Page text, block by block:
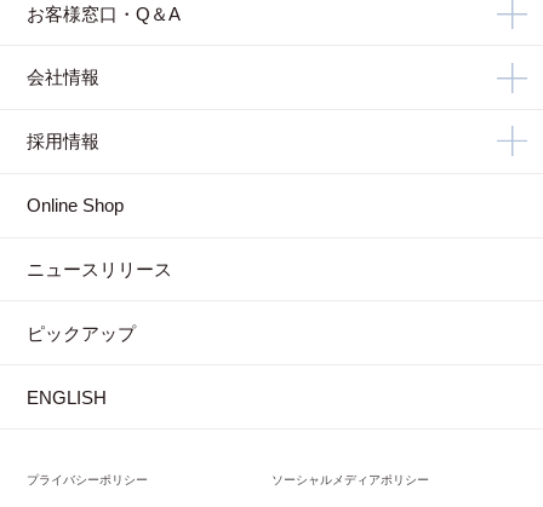
お客様窓口・Q＆A
会社情報
採用情報
Online Shop
ニュースリリース
ピックアップ
ENGLISH
プライバシーポリシー ソーシャルメディアポリシー